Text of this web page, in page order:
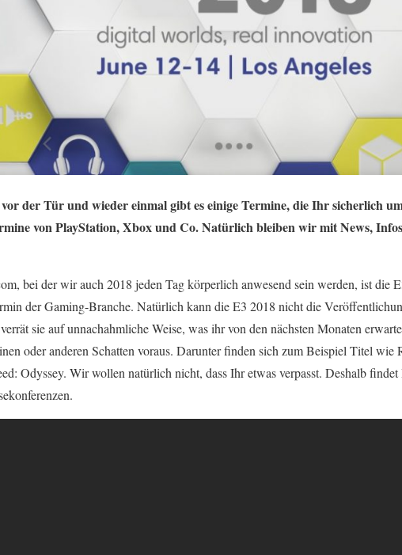
der Tür und wieder einmal gibt es einige Termine, die Ihr sicherlich
von PlayStation, Xbox und Co. Natürlich bleiben wir mit News,
bei der wir auch 2018 jeden Tag körperlich anwesend sein werden, ist die
der Gaming-Branche. Natürlich kann die E3 2018 nicht die
sie auf unnachahmliche Weise, was ihr von den nächsten Monaten
oder anderen Schatten voraus. Darunter finden sich zum Beispiel Titel wie
Odyssey. Wir wollen natürlich nicht, dass Ihr etwas verpasst. Deshalb